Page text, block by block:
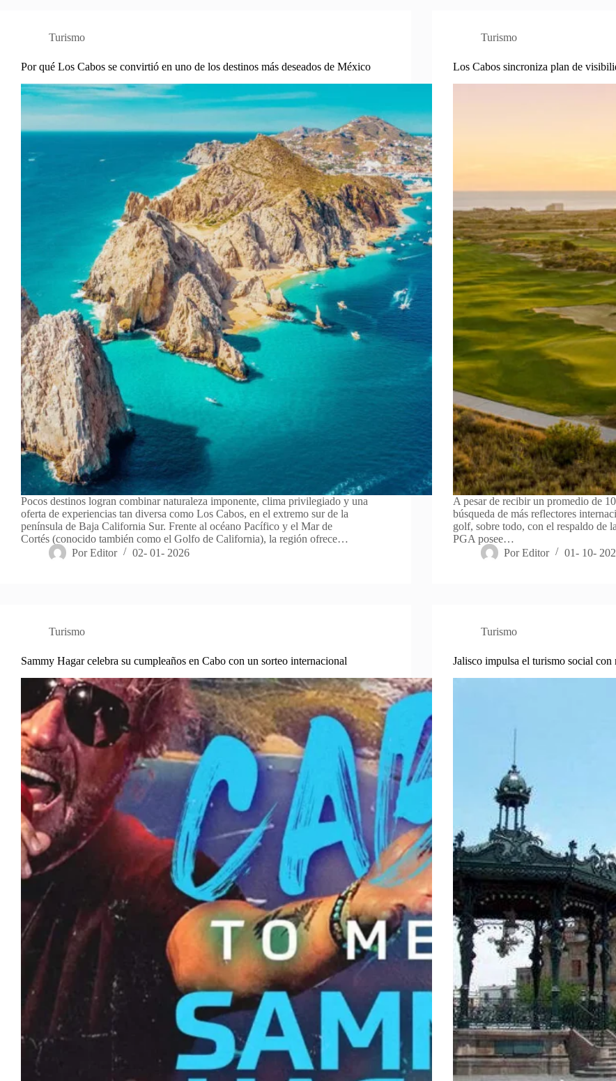
Turismo
Por qué Los Cabos se convirtió en uno de los destinos más deseados de México
Pocos destinos logran combinar naturaleza imponente, clima privilegiado y una
oferta de experiencias tan diversa como Los Cabos, en el extremo sur de la
península de Baja California Sur. Frente al océano Pacífico y el Mar de
Cortés (conocido también como el Golfo de California), la región ofrece…
Por Editor 02- 01- 2026
Turismo
Los Cabos sincroniza plan de
A pesar de recibir un promedio de
búsqueda de más reflectores
golf, sobre todo, con el respaldo de
PGA posee…
Por Editor 01- 10-
Turismo
Sammy Hagar celebra su cumpleaños en Cabo con un sorteo internacional
Turismo
Jalisco impulsa el turismo social